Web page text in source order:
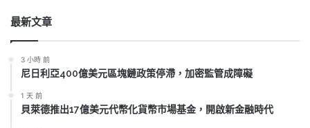
最新文章
3 小時 前
尼日利亞400億美元區塊鏈政策停滯，加密監管成障礙
1 天 前
貝萊德推出17億美元代幣化貨幣市場基金，開啟新金融時代